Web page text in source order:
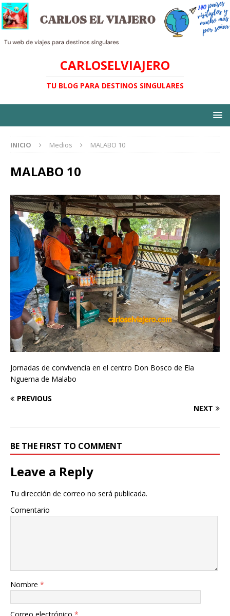
CARLOSELVIAJERO
TU BLOG PARA DESTINOS SINGULARES
INICIO Medios MALABO 10
MALABO 10
Jornadas de convivencia en el centro Don Bosco de Ela
Nguema de Malabo
PREVIOUS
NEXT
BE THE FIRST TO COMMENT
Leave a Reply
Tu dirección de correo no será publicada.
Comentario
Nombre *